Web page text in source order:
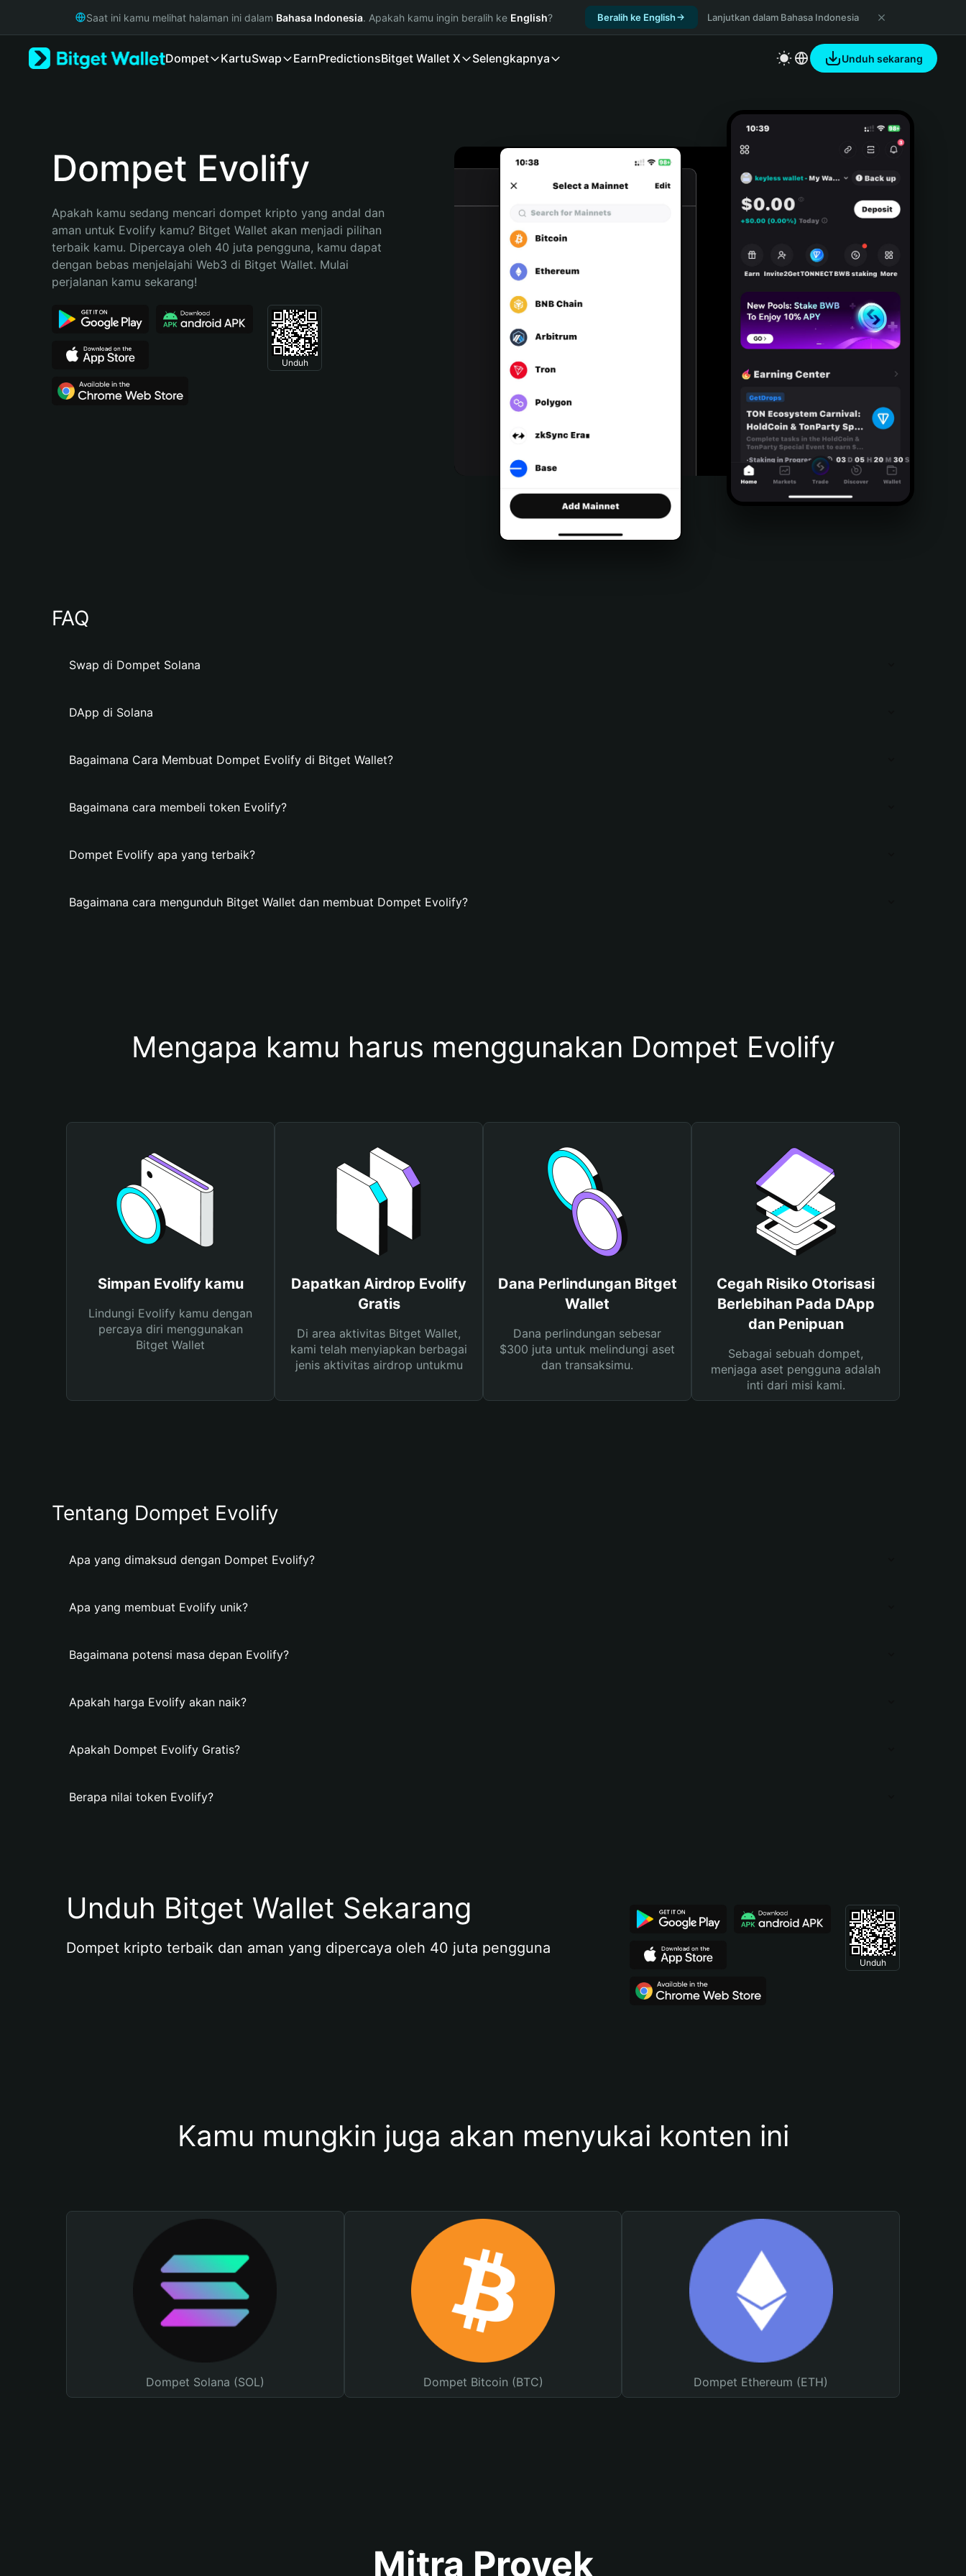
Русский
Bahasa Indonesia
Español (Argentina)
Saat ini kamu melihat halaman ini dalam Bahasa Indonesia. Apakah kamu ingin beralih ke English? Beralih ke English Lanjutkan dalam Bahasa Indonesia
Dompet KartuSwap EarnPredictionsBitget Wallet X Selengkapnya Unduh sekarang
Dompet Evolify
Apakah kamu sedang mencari dompet kripto yang andal dan
aman untuk Evolify kamu? Bitget Wallet akan menjadi pilihan
terbaik kamu. Dipercaya oleh 40 juta pengguna, kamu dapat
dengan bebas menjelajahi Web3 di Bitget Wallet. Mulai
perjalanan kamu sekarang!
Unduh
FAQ
Swap di Dompet Solana
DApp di Solana
Bagaimana Cara Membuat Dompet Evolify di Bitget Wallet?
Bagaimana cara membeli token Evolify?
Dompet Evolify apa yang terbaik?
Bagaimana cara mengunduh Bitget Wallet dan membuat Dompet Evolify?
Mengapa kamu harus menggunakan Dompet Evolify
Simpan Evolify kamu
Lindungi Evolify kamu dengan
percaya diri menggunakan
Bitget Wallet
Dapatkan Airdrop Evolify
Gratis
Di area aktivitas Bitget Wallet,
kami telah menyiapkan berbagai
jenis aktivitas airdrop untukmu
Dana Perlindungan Bitget
Wallet
Dana perlindungan sebesar
$300 juta untuk melindungi aset
dan transaksimu.
Cegah Risiko Otorisasi
Berlebihan Pada DApp
dan Penipuan
Sebagai sebuah dompet,
menjaga aset pengguna adalah
inti dari misi kami.
Tentang Dompet Evolify
Apa yang dimaksud dengan Dompet Evolify?
Apa yang membuat Evolify unik?
Bagaimana potensi masa depan Evolify?
Apakah harga Evolify akan naik?
Apakah Dompet Evolify Gratis?
Berapa nilai token Evolify?
Unduh Bitget Wallet Sekarang
Dompet kripto terbaik dan aman yang dipercaya oleh 40 juta pengguna
Unduh
Kamu mungkin juga akan menyukai konten ini
Dompet Solana (SOL) Dompet Bitcoin (BTC) Dompet Ethereum (ETH)
Mitra Proyek